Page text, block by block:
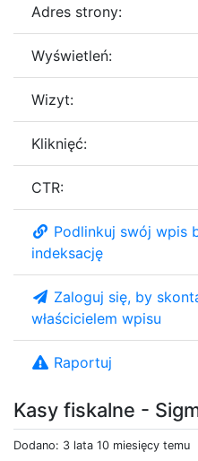
Kasy fiskalne -
Dodano: 3 lata 10 miesięcy temu
Adres strony:
Wyświetleń:
Wizyt:
Kliknięć:
CTR:
Podlinkuj swój wpis
indeksację
Zaloguj się, by
właścicielem wpisu
Raportuj